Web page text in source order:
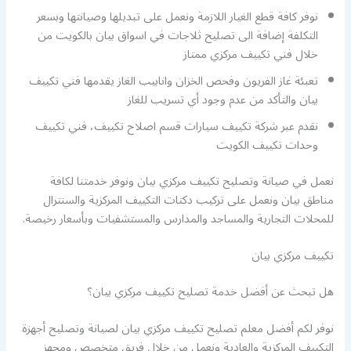
نوفر كافة قطع الغيار اللازمة ونعمل على تبديلها وصيانتها وبسعر
التكلفة إضافة الى تصليح ثلاجات في اسواق بيان بالكويت من
خلال فني تكييف مركزي ممتاز
تعبئة غاز الفريون وفحص الخزان وانابيب الغاز يقدمها فني تكييف
بيان والتأكد من عدم وجود أي تسريب للغاز
نقدم عبر شركة تكييف سيارات قسم اصلاح تكييف، فني تكييف
وحدات تكييف الكويت
نعمل في صيانة وتصليح تكييف مركزي بيان ونوفر خدمتنا لكافة
مناطق بيان ونعمل على تركيب دكتات التكييف المركزية والسنترال
للمحلات التجارية والمساجد والمدارس والمستشفيات وبأسعار رخيصة.
تكييف مركزي بيان
هل تبحث عن أفضل خدمة تصليح تكييف مركزي بيان؟
نوفر لكم أفضل معلم تصليح تكييف مركزي بيان لصيانة وتصليح أجهزة